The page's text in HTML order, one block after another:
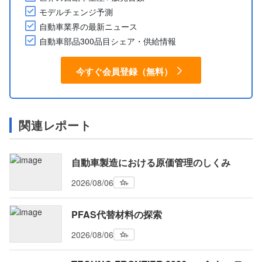
モデルチェンジ予測
自動車業界の最新ニュース
自動車部品300品目シェア・供給情報
今すぐ会員登録（無料）
関連レポート
自動車製造における原価管理のしくみ
2026/08/06
PFAS代替材料の探索
2026/08/06